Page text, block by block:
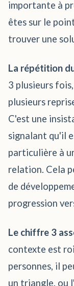
importante à
êtes sur le
trouver une
La répétition
3 plusieurs
plusieurs
C'est une
signalant qu'il
particulière à
relation. Cela
de
progression
Le chiffre 3
contexte est
personnes, il
un triangle, ou